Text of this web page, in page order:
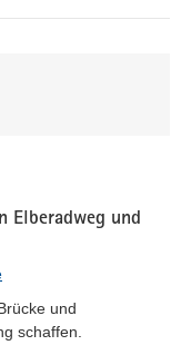
Elberadweg und
und
schaffen.